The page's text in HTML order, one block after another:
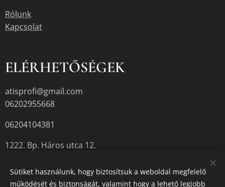
Rólunk
Kapcsolat
ELÉRHETŐSÉGEK
atisprofi@gmail.com
06202955668
06204104381
1222. Bp. Háros utca 12.
Sütiket használunk, hogy biztosítsuk a weboldal megfelelő
működését és biztonságát, valamint hogy a lehető legjobb